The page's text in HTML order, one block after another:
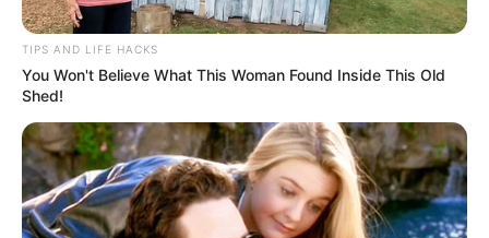
Posted
in
Friss hírek
Magyar Péter 9 órától olyan
bejelentést tesz, ami megrengeti
az országot. Mutatjuk mi lehet
az ügy!
TIPS AND LIFE HACKS
You Won't Believe What This Woman Found Inside This Old
Shed!